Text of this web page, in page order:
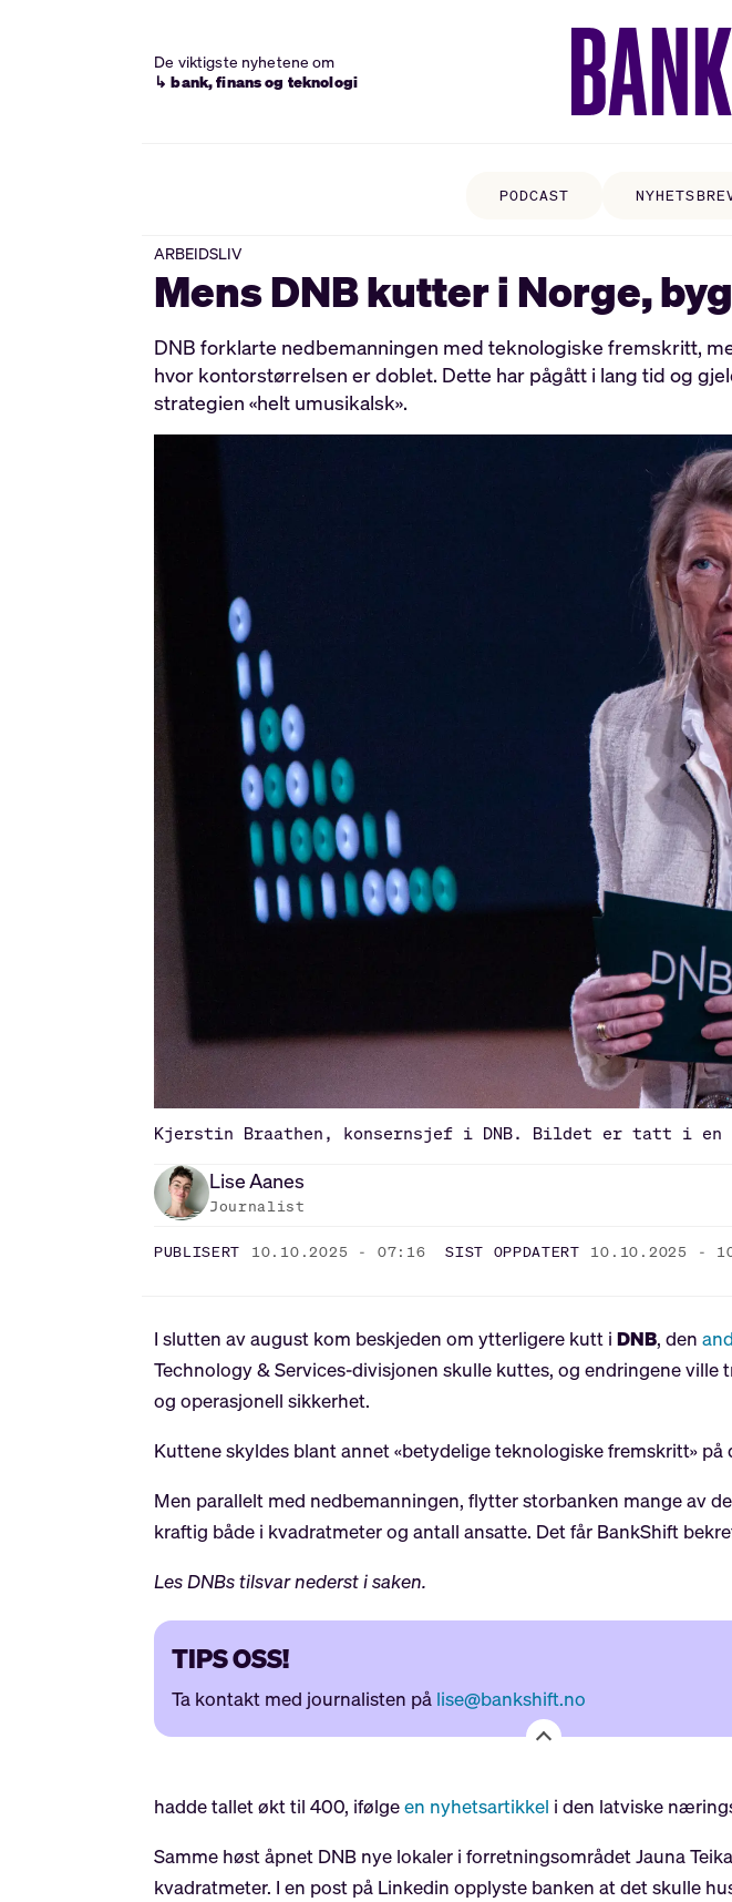
De viktigste nyhetene om
↳ bank, finans og teknologi
PODCAST
ARBEIDSLIV
Mens DNB kutter i Norge,
DNB forklarte nedbemanningen med teknologiske fremskritt,
hvor kontorstørrelsen er doblet. Dette har pågått i lang tid og
strategien «helt umusikalsk».
Kjerstin Braathen, konsernsjef i DNB. Bildet er tatt i en
LiseAanes
Journalist
PUBLISERT 10.10.2025 - 07:16 SIST OPPDATERT 10.10.2025 -
I slutten av august kom beskjeden om ytterligere kutt iDNB, den
Technology & Services-divisjonen skulle kuttes, og endringene
og operasjonell sikkerhet.
Kuttene skyldes blant annet «betydelige teknologiske fremskritt» på
Men parallelt med nedbemanningen, flytter storbanken mange av
kraftig både i kvadratmeter og antall ansatte. Det får BankShift
Les DNBs tilsvar nederst i saken.
TIPS OSS!
Ta kontakt med journalisten på lise@bankshift.no
hadde tallet økt til 400, ifølgeen nyhetsartikkel i den latviske
Samme høst åpnet DNB nye lokaler i forretningsområdet Jauna
kvadratmeter. I en post på Linkedin opplyste banken at det skulle